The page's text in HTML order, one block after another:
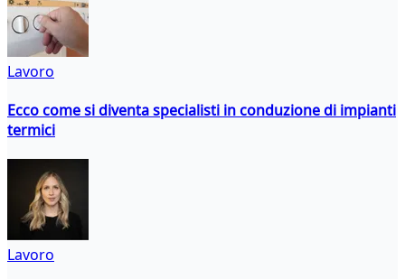
Lavoro
Ecco come si diventa specialisti in conduzione di impianti
termici
Lavoro